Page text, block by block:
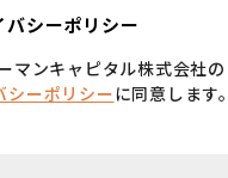
バシーポリシー
マンキャピタル株式会社の
シーポリシーに同意します。